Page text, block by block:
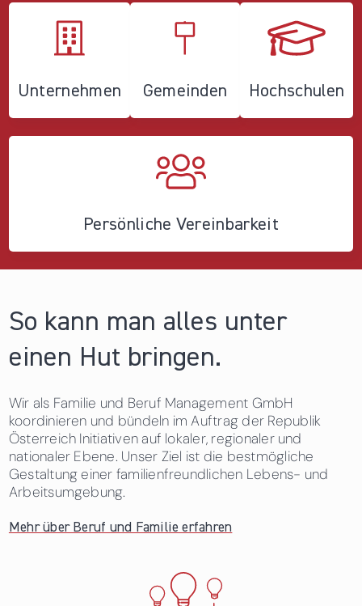
Unternehmen Gemeinden Hochschulen
Persönliche Vereinbarkeit
So kann man alles unter
einen Hut bringen.
Wir als Familie und Beruf Management GmbH
koordinieren und bündeln im Auftrag der Republik
Österreich Initiativen auf lokaler, regionaler und
nationaler Ebene. Unser Ziel ist die bestmögliche
Gestaltung einer familienfreundlichen Lebens- und
Arbeitsumgebung.
Mehr über Beruf und Familie erfahren